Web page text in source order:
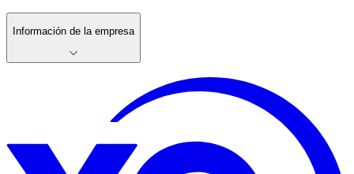
Información de la empresa